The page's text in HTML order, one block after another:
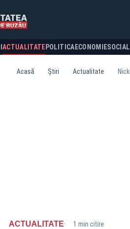
ACTUALITATE POLITICA ECONOMIESOCIAL
Acasă Știri Actualitate
ACTUALITATE· 1 min citire